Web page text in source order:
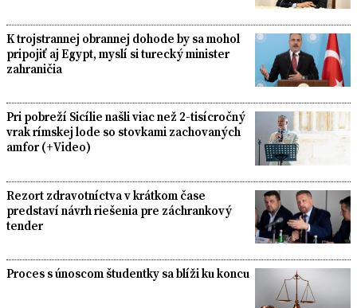
K trojstrannej obrannej dohode by sa mohol
pripojiť aj Egypt, myslí si turecký minister
zahraničia
Pri pobreží Sicílie našli viac než 2-tisícročný
vrak rímskej lode so stovkami zachovaných
amfor (+Video)
Rezort zdravotníctva v krátkom čase
predstaví návrh riešenia pre záchrankový
tender
Proces s únoscom študentky sa blíži ku koncu